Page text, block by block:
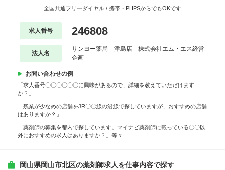
全国共通フリーダイヤル / 携帯・PHPSからでもOKです
求人番号 246808
法人名
サンヨー薬局 津島店 株式会社エム・エス経営
企画
お問い合わせの例
「求人番号〇〇〇〇〇〇に興味があるので、詳細を教えていただけます
か？」
「残業が少なめの店舗をJR〇〇線の沿線で探していますが、おすすめの店舗
はありますか？」
「薬剤師の募集を都内で探しています。マイナビ薬剤師に載っている〇〇以
外におすすめの求人はありますか？」等々
岡山県岡山市北区の薬剤師求人を仕事内容で探す